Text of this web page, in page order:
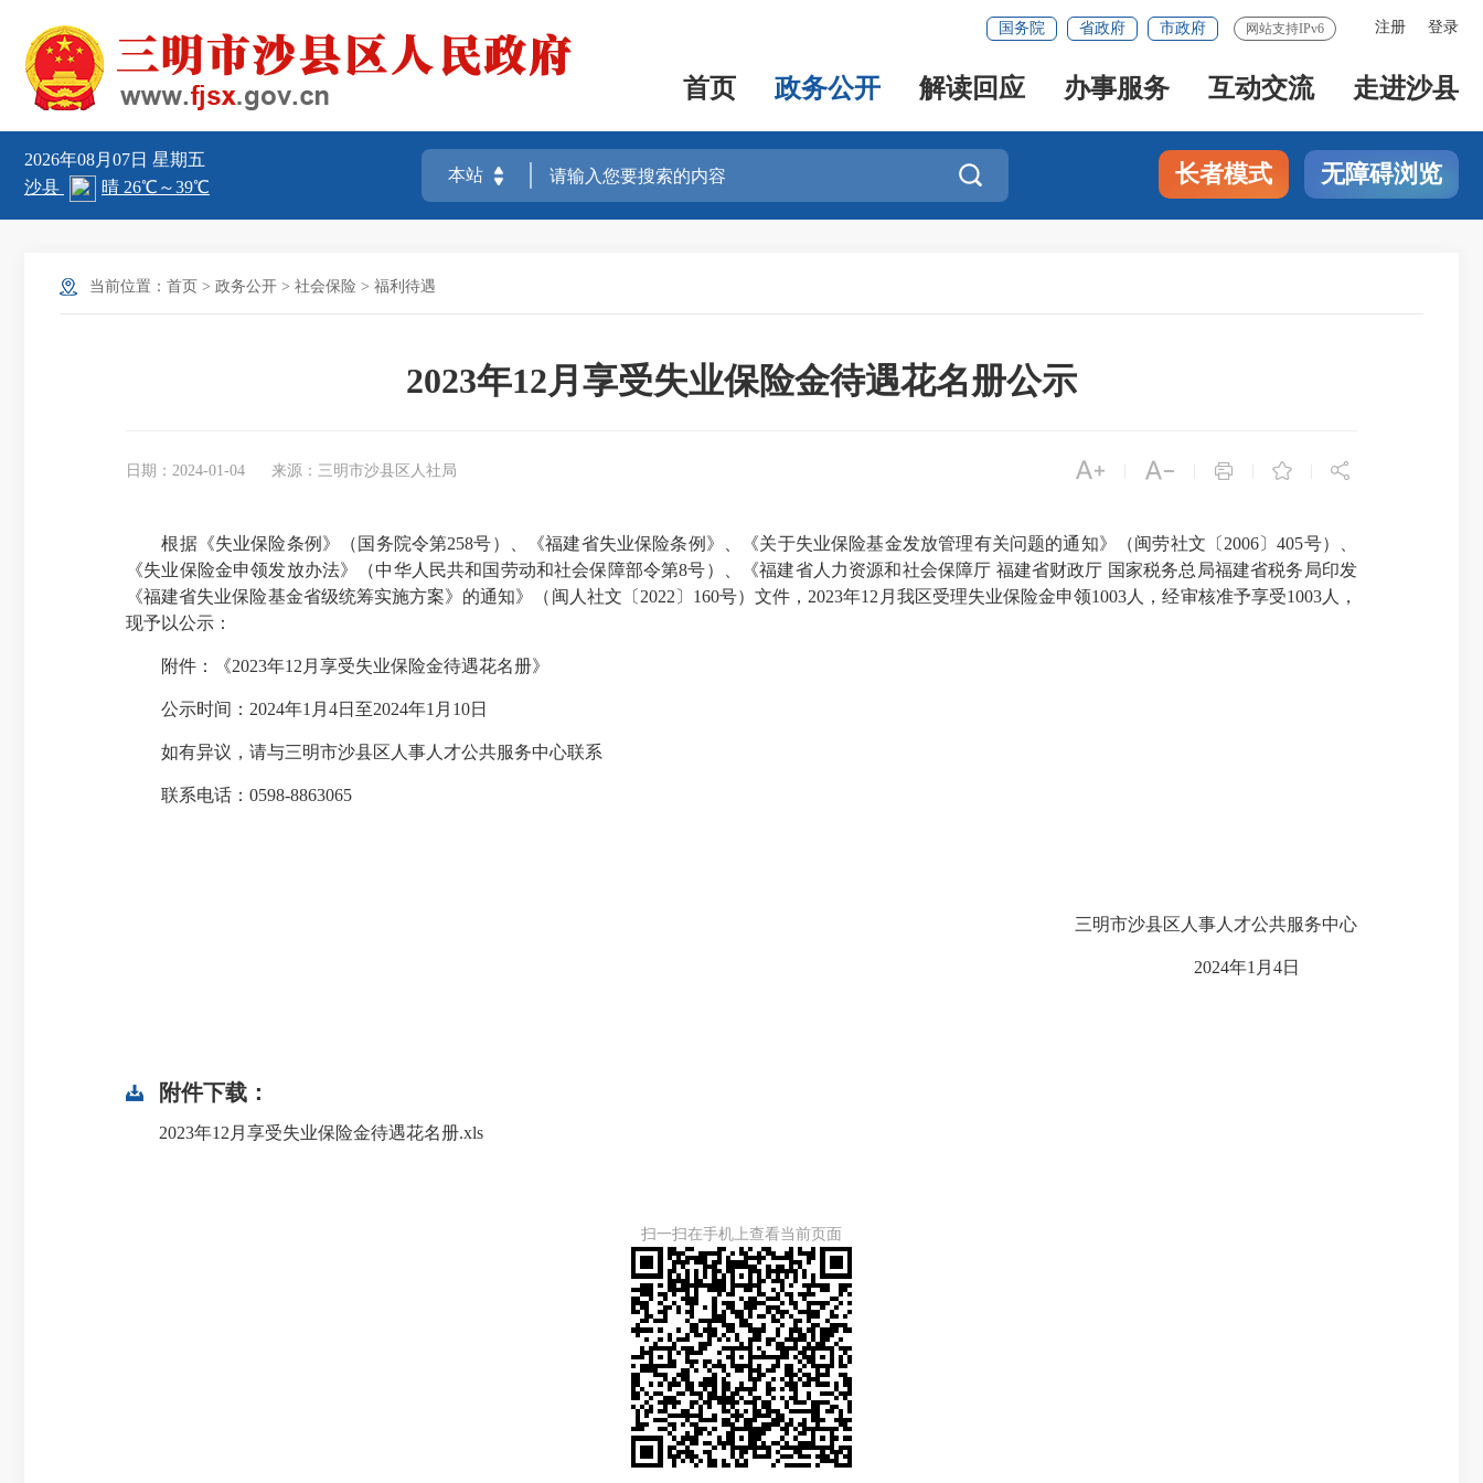
注册 登录
国务院 省政府 市政府 网站支持IPv6
首页 政务公开 解读回应 办事服务 互动交流 走进沙县
2026年08月07日 星期五
 长者模式 无障碍浏览
当前位置： 首页 > 政务公开 > 社会保险 > 福利待遇
2023年12月享受失业保险金待遇花名册公示
日期：2024-01-04 来源：三明市沙县区人社局     
根据《失业保险条例》（国务院令第258号）、《福建省失业保险条例》、《关于失业保险基金发放管理有关问题的通知》（闽劳社文〔2006〕405号）、
《失业保险金申领发放办法》（中华人民共和国劳动和社会保障部令第8号）、《福建省人力资源和社会保障厅 福建省财政厅 国家税务总局福建省税务局印发
《福建省失业保险基金省级统筹实施方案》的通知》（闽人社文〔2022〕160号）文件，2023年12月我区受理失业保险金申领1003人，经审核准予享受1003人，
现予以公示：
附件：《2023年12月享受失业保险金待遇花名册》
公示时间：2024年1月4日至2024年1月10日
如有异议，请与三明市沙县区人事人才公共服务中心联系
联系电话：0598-8863065
三明市沙县区人事人才公共服务中心
2024年1月4日
附件下载：
2023年12月享受失业保险金待遇花名册.xls
扫一扫在手机上查看当前页面